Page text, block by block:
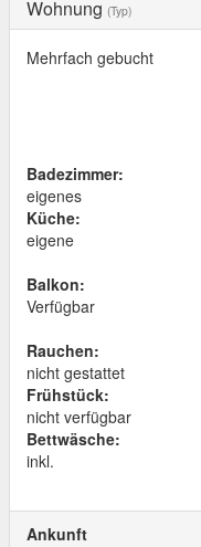
Wohnung (Typ)
Mehrfach gebucht
Badezimmer:
eigenes
Küche:
eigene
Balkon:
Verfügbar
Rauchen:
nicht gestattet
Frühstück:
nicht verfügbar
Bettwäsche:
inkl.
Ankunft